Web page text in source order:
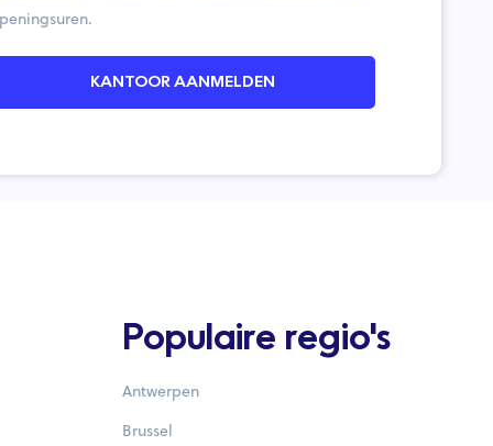
KANTOOR AANMELDEN
Populaire regio's
Antwerpen
Brussel